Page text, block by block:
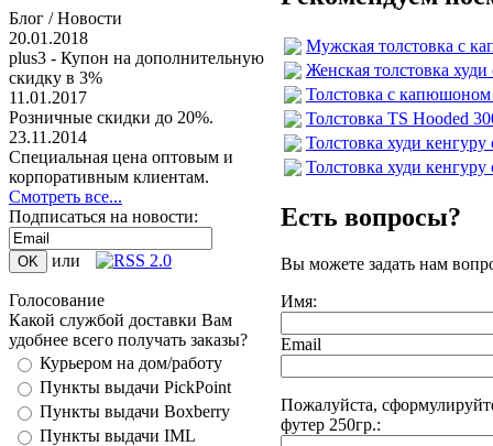
Блог / Новости
20.01.2018
plus3 - Купон на дополнительную
скидку в 3%
11.01.2017
Розничные скидки до 20%.
23.11.2014
Специальная цена оптовым и
корпоративным клиентам.
Смотреть все...
Подписаться на новости:
или
Голосование
Какой службой доставки Вам
удобнее всего получать заказы?
Курьером на дом/работу
Пункты выдачи PickPoint
Пункты выдачи Boxberry
Пункты выдачи IML
Мужская толстовка с
Женская толстовка
Толстовка с
Толстовка TS Hooded
Толстовка худи
Толстовка худи
Есть вопросы?
Вы можете задать нам
Имя:
Email
Пожалуйста,
футер 250гр.: